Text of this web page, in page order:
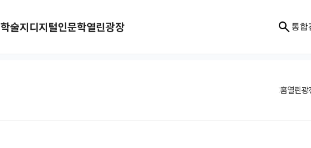
학술지디지털인문학열린광장 통합
홈열린광